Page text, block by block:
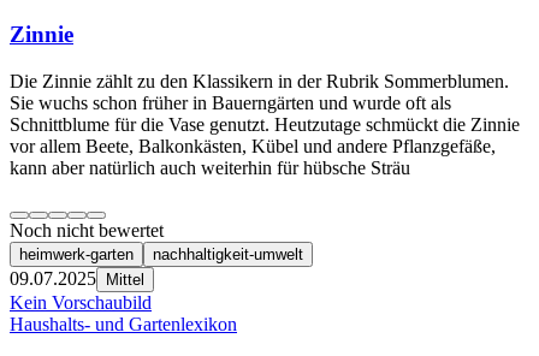
Zinnie
Die Zinnie zählt zu den Klassikern in der Rubrik Sommerblumen.
Sie wuchs schon früher in Bauerngärten und wurde oft als
Schnittblume für die Vase genutzt. Heutzutage schmückt die Zinnie
vor allem Beete, Balkonkästen, Kübel und andere Pflanzgefäße,
kann aber natürlich auch weiterhin für hübsche Sträu
Noch nicht bewertet
heimwerk-garten nachhaltigkeit-umwelt
09.07.2025 Mittel
Kein Vorschaubild
Haushalts- und Gartenlexikon